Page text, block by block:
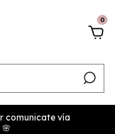
0
comunicate vía